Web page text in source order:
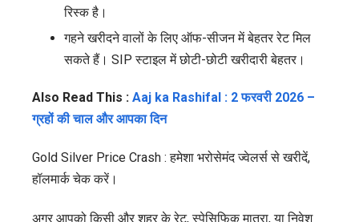
रिस्क है।
गहने खरीदने वालों के लिए ऑफ-सीजन में बेहतर रेट मिल
सकते हैं। SIP स्टाइल में छोटी-छोटी खरीदारी बेहतर।
Also Read This : Aaj ka Rashifal : 2 फरवरी 2026 –
ग्रहों की चाल और आपका दिन
Gold Silver Price Crash : हमेशा भरोसेमंद ज्वेलर्स से खरीदें,
हॉलमार्क चेक करें।
अगर आपको किसी और शहर के रेट, स्पेसिफिक मात्रा, या निवेश